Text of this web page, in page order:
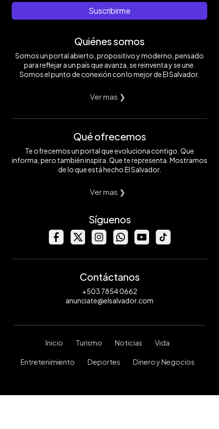
Suscribirme
Quiénes somos
Somos un portal abierto, propositivo y moderno, pensado
para reflejar a un país que avanza, se reinventa y se une.
Somos el punto de conexión con lo mejor de El Salvador.
Ver mas ❯
Qué ofrecemos
Te ofrecemos un portal que evoluciona contigo. Que
informa, pero también inspira. Que te representa. Mostramos
de lo que está hecho El Salvador.
Ver mas ❯
Síguenos
Contáctanos
+503 7854 0662
anunciate@elsalvador.com
Inicio Turismo Noticias Vida
Entretenimiento Deportes Dinero y Negocios